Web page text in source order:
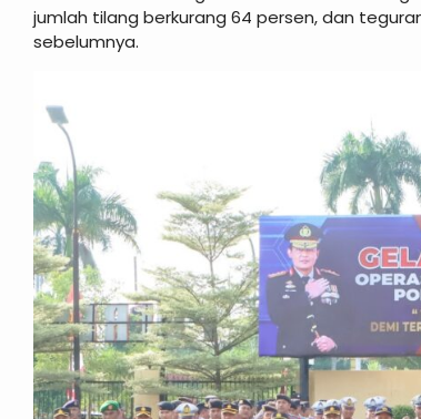
jumlah tilang berkurang 64 persen, dan
sebelumnya.